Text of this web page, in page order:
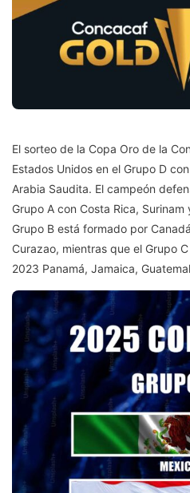
El sorteo de la Copa Oro de la
Estados Unidos en el Grupo D
Arabia Saudita. El campeón
Grupo A con Costa Rica,
Grupo B está formado por
Curazao, mientras que el Grupo
2023 Panamá, Jamaica,